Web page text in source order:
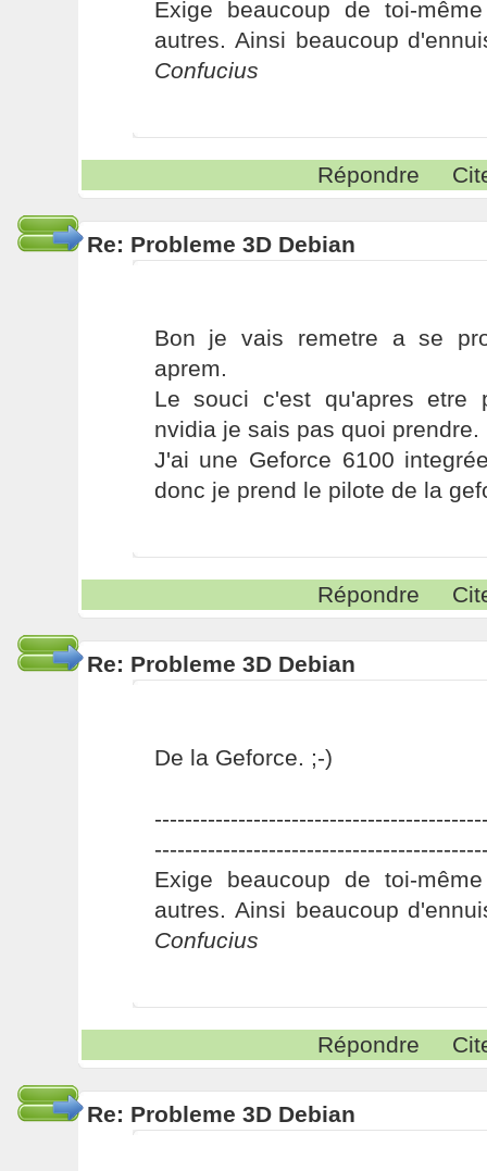
Exige beaucoup de toi-
autres. Ainsi beaucoup
Confucius
Répondre
Re: Probleme 3D Debian
Bon je vais remetre a se
aprem.
Le souci c'est qu'apres etre
nvidia je sais pas quoi prendre.
J'ai une Geforce 6100
donc je prend le pilote de la
Répondre
Re: Probleme 3D Debian
De la Geforce. ;-)
Exige beaucoup de toi-
autres. Ainsi beaucoup
Confucius
Répondre
Re: Probleme 3D Debian